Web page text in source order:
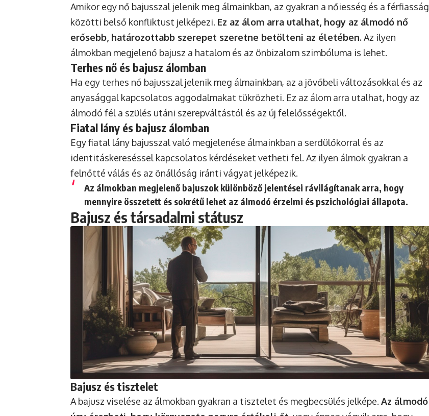
Amikor egy nő bajusszal jelenik meg álmainkban, az gyakran a nőiesség és a férfiasság
közötti belső konfliktust jelképezi. Ez az álom arra utalhat, hogy az álmodó nő
erősebb, határozottabb szerepet szeretne betölteni az életében.Az ilyen
álmokban megjelenő bajusz a hatalom és az önbizalom szimbóluma is lehet.
Terhes nő és bajusz álomban
Ha egy terhes nő bajusszal jelenik meg álmainkban, az a jövőbeli változásokkal és az
anyasággal kapcsolatos aggodalmakat tükrözheti. Ez az álom arra utalhat, hogy az
álmodó fél a szülés utáni szerepváltástól és az új felelősségektől.
Fiatal lány és bajusz álomban
Egy fiatal lány bajusszal való megjelenése álmainkban a serdülőkorral és az
identitáskereséssel kapcsolatos kérdéseket vetheti fel. Az ilyen álmok gyakran a
felnőtté válás és az önállóság iránti vágyat jelképezik.
Az álmokban megjelenő bajuszok különböző jelentései rávilágítanak arra, hogy
mennyire összetett és sokrétű lehet az álmodó érzelmi és pszichológiai állapota.
Bajusz és társadalmi státusz
Bajusz és tisztelet
A bajusz viselése az álmokban gyakran a tisztelet és megbecsülés jelképe. Az álmodó